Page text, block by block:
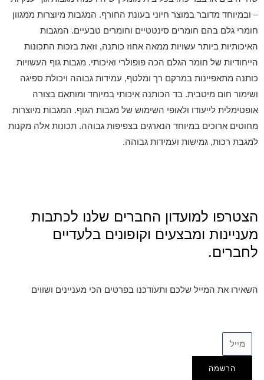
– ובמיוחד מדובר במוצר חיוני בעונת החורף. המגבות מיוצרות ממגוון
חומרי גלם בהם חומרים סינטטיים וחומרים טבעיים. המגבות
האיכותיות ביותר עשויות ממאה אחוז כותנה, וזאת בזכות התכונות
הייחודיות של חומר הגלם הכה פופולרי ואיכותי. מגבות גוף העשויות
כותנה מתאפיינות במרקם רך ומלטף, עמידות גבוהה ויכולת ספיגה
ושימור חום מיטבית. בד הכותנה איכותי במיוחד ומותאם בצורה
אופטימלית לייעודו ולאופי השימוש של מגבות הגוף. המגבות מיוצרות
מחוטים ארוכים במיוחד הנארגים בצפיפות גבוהה. תכונות אלה מקנות
למגבת רכות, גמישות ועמידות גבוהה.
הצטרפו למועדון החברים שלנו לכתבות
מעניינות ומבצעים וקופונים בלעדיים
לחברים.
השאירו את המייל שלכם ותעודכנו בפרטים הכי מעניינים ושווים
הרשמה